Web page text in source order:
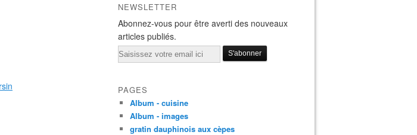
NEWSLETTER
Abonnez-vous pour être averti des nouveaux
articles publiés.
Email
PAGES
Album - cuisine
Album - images
gratin dauphinois aux cèpes